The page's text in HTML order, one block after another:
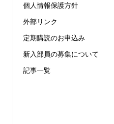
個人情報保護方針
外部リンク
定期購読のお申込み
新入部員の募集について
記事一覧